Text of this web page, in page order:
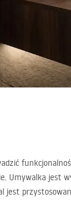
łazienkowe
Umywalka jest
jest